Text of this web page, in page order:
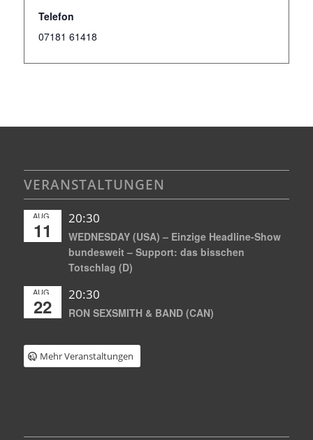
Telefon
07181 61418
VERANSTALTUNGEN
AUG.
11
20:30
WEDNESDAY (USA) – Einzige Headline-Show
bundesweit – Support: das bisschen
Totschlag (D)
AUG.
22
20:30
RON SEXSMITH & BAND (CAN)
Mehr Veranstaltungen